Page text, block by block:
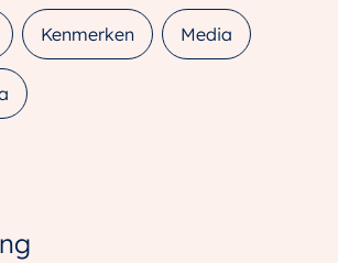
Kenmerken Media